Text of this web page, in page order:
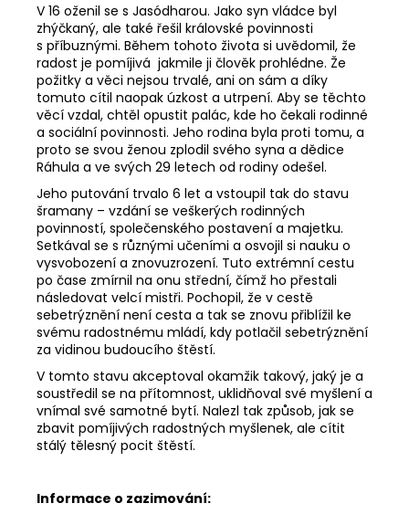
V 16 oženil se s Jasódharou. Jako syn vládce byl
zhýčkaný, ale také řešil královské povinnosti
s příbuznými. Během tohoto života si uvědomil, že
radost je pomíjivá jakmile ji člověk prohlédne. Že
požitky a věci nejsou trvalé, ani on sám a díky
tomuto cítil naopak úzkost a utrpení. Aby se těchto
věcí vzdal, chtěl opustit palác, kde ho čekali rodinné
a sociální povinnosti. Jeho rodina byla proti tomu, a
proto se svou ženou zplodil svého syna a dědice
Ráhula a ve svých 29 letech od rodiny odešel.
Jeho putování trvalo 6 let a vstoupil tak do stavu
šramany – vzdání se veškerých rodinných
povinností, společenského postavení a majetku.
Setkával se s různými učeními a osvojil si nauku o
vysvobození a znovuzrození. Tuto extrémní cestu
po čase zmírnil na onu střední, čímž ho přestali
následovat velcí mistři. Pochopil, že v cestě
sebetrýznění není cesta a tak se znovu přiblížil ke
svému radostnému mládí, kdy potlačil sebetrýznění
za vidinou budoucího štěstí.
V tomto stavu akceptoval okamžik takový, jaký je a
soustředil se na přítomnost, uklidňoval své myšlení a
vnímal své samotné bytí. Nalezl tak způsob, jak se
zbavit pomíjivých radostných myšlenek, ale cítit
stálý tělesný pocit štěstí.
Informace o zazimování: